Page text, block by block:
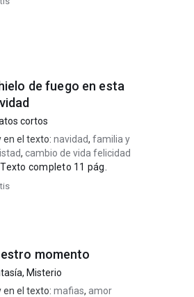
de fuego en esta
cortos
en el texto:navidad,familia y
,
cambio de vida felicidad
Texto completo 11 pág.
momento
, Misterio
en el texto:mafias, amor